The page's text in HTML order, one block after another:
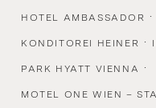
HOTEL AMBASSADOR
KONDITOREI HEINER ·
PARK HYATT VIENNA ·
MOTEL ONE WIEN –